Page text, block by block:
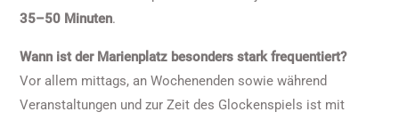
35–50 Minuten.
Wann ist der Marienplatz besonders stark frequentiert?
Vor allem mittags, an Wochenenden sowie während
Veranstaltungen und zur Zeit des Glockenspiels ist mit